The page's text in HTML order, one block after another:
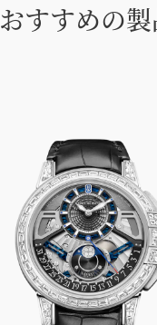
おすすめの